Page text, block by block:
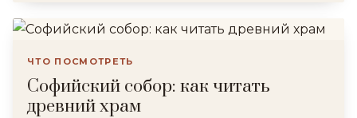
ЧТО ПОСМОТРЕТЬ
Софийский собор: как читать
древний храм